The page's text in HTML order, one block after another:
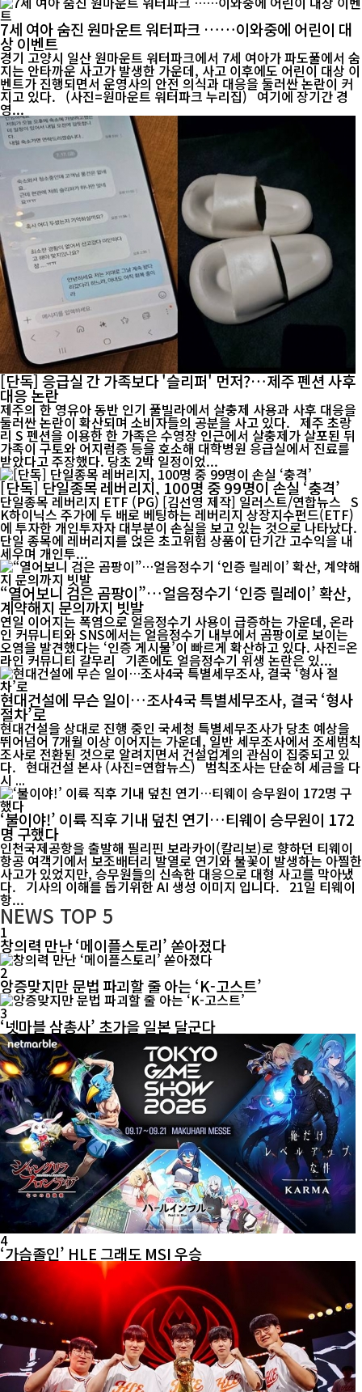
7세 여아 숨진 원마운트 워터파크 ……이와중에 어린이 대
상 이벤트
경기 고양시 일산 원마운트 워터파크에서 7세 여아가 파도풀에서 숨
지는 안타까운 사고가 발생한 가운데, 사고 이후에도 어린이 대상 이
벤트가 진행되면서 운영사의 안전 의식과 대응을 둘러싼 논란이 커
지고 있다. (사진=원마운트 워터파크 누리집) 여기에 장기간 경
영...
[단독] 응급실 간 가족보다 '슬리퍼' 먼저?…제주 펜션 사후
대응 논란
제주의 한 영유아 동반 인기 풀빌라에서 살충제 사용과 사후 대응을
둘러싼 논란이 확산되며 소비자들의 공분을 사고 있다. 제주 초랑
리 S 펜션을 이용한 한 가족은 수영장 인근에서 살충제가 살포된 뒤
가족이 구토와 어지럼증 등을 호소해 대학병원 응급실에서 진료를
받았다고 주장했다. 당초 2박 일정이었...
[단독] 단일종목 레버리지, 100명 중 99명이 손실 ‘충격’
단일종목 레버리지 ETF (PG) [김선영 제작] 일러스트/연합뉴스 S
K하이닉스 주가에 두 배로 베팅하는 레버리지 상장지수펀드(ETF)
에 투자한 개인투자자 대부분이 손실을 보고 있는 것으로 나타났다.
단일 종목에 레버리지를 얹은 초고위험 상품이 단기간 고수익을 내
세우며 개인투...
“열어보니 검은 곰팡이”…얼음정수기 ‘인증 릴레이’ 확산,
계약해지 문의까지 빗발
연일 이어지는 폭염으로 얼음정수기 사용이 급증하는 가운데, 온라
인 커뮤니티와 SNS에서는 얼음정수기 내부에서 곰팡이로 보이는
오염을 발견했다는 ‘인증 게시물’이 빠르게 확산하고 있다. 사진=온
라인 커뮤니티 갈무리 기존에도 얼음정수기 위생 논란은 있...
현대건설에 무슨 일이…조사4국 특별세무조사, 결국 ‘형사
절차’로
현대건설을 상대로 진행 중인 국세청 특별세무조사가 당초 예상을
뛰어넘어 7개월 이상 이어지는 가운데, 일반 세무조사에서 조세범칙
조사로 전환된 것으로 알려지면서 건설업계의 관심이 집중되고 있
다. 현대건설 본사 (사진=연합뉴스) 범칙조사는 단순히 세금을 다
시 ...
‘불이야!’ 이륙 직후 기내 덮친 연기…티웨이 승무원이 172
명 구했다
인천국제공항을 출발해 필리핀 보라카이(칼리보)로 향하던 티웨이
항공 여객기에서 보조배터리 발열로 연기와 불꽃이 발생하는 아찔한
사고가 있었지만, 승무원들의 신속한 대응으로 대형 사고를 막아냈
다. 기사의 이해를 돕기위한 AI 생성 이미지 입니다. 21일 티웨이
항...
NEWS TOP 5
1
창의력 만난 ‘메이플스토리’ 쏟아졌다
2
앙증맞지만 문법 파괴할 줄 아는 ‘K-고스트’
3
‘넷마블 삼총사’ 초가을 일본 달군다
4
‘가슴졸인’ HLE 그래도 MSI 우승